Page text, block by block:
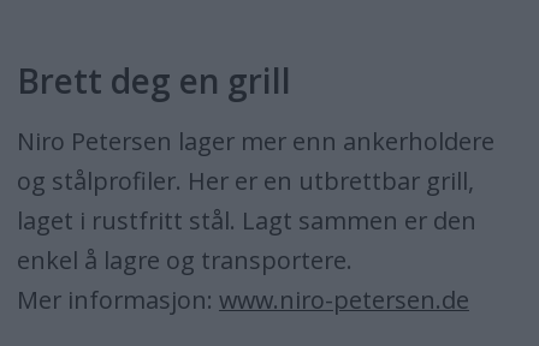
Brett deg en grill
Niro Petersen lager mer enn ankerholdere
og stålprofiler. Her er en utbrettbar grill,
laget i rustfritt stål. Lagt sammen er den
enkel å lagre og transportere.
Mer informasjon: www.niro-petersen.de